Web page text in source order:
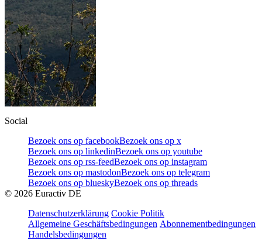
Social
Bezoek ons op facebookBezoek ons op x
Bezoek ons op linkedinBezoek ons op youtube
Bezoek ons op rss-feedBezoek ons op instagram
Bezoek ons op mastodonBezoek ons op telegram
Bezoek ons op blueskyBezoek ons op threads
© 2026 Euractiv DE
Datenschutzerklärung Cookie Politik
Allgemeine Geschäftsbedingungen Abonnementbedingungen
Handelsbedingungen